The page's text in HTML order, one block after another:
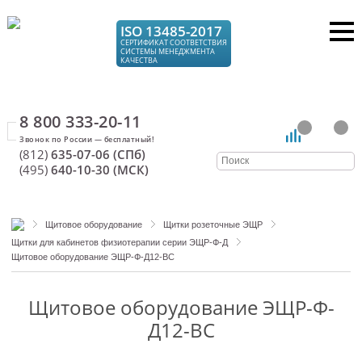
ISO 13485-2017
СЕРТИФИКАТ СООТВЕТСТВИЯ
СИСТЕМЫ МЕНЕДЖМЕНТА
КАЧЕСТВА
8 800 333-20-11
(812) 635-07-06 (СПб)
(495) 640-10-30 (МСК)
Щитовое оборудование
Щитки розеточные ЭЩР
Щитки для кабинетов физиотерапии серии ЭЩР-Ф-Д
Щитовое оборудование ЭЩР-Ф-Д12-ВС
Щитовое оборудование ЭЩР-Ф-
Д12-ВС